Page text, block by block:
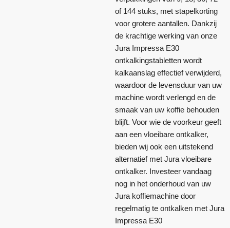
of 144 stuks, met stapelkorting
voor grotere aantallen. Dankzij
de krachtige werking van onze
Jura Impressa E30
ontkalkingstabletten wordt
kalkaanslag effectief verwijderd,
waardoor de levensduur van uw
machine wordt verlengd en de
smaak van uw koffie behouden
blijft. Voor wie de voorkeur geeft
aan een vloeibare ontkalker,
bieden wij ook een uitstekend
alternatief met Jura vloeibare
ontkalker. Investeer vandaag
nog in het onderhoud van uw
Jura koffiemachine door
regelmatig te ontkalken met Jura
Impressa E30